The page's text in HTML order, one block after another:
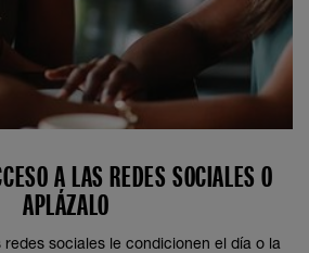
A LAS REDES SOCIALES O
APLÁZALO
sociales le condicionen el día o la